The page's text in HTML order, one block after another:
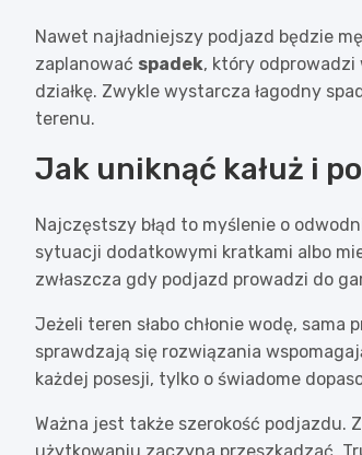
Nawet najładniejszy podjazd będzie
zaplanować spadek, który odprowadzi
działkę. Zwykle wystarcza łagodny
terenu.
Jak uniknąć kałuż i
Najczęstszy błąd to myślenie o
sytuacji dodatkowymi kratkami albo
zwłaszcza gdy podjazd prowadzi do
Jeżeli teren słabo chłonie wodę,
sprawdzają się rozwiązania
każdej posesji, tylko o świadome
Ważna jest także szerokość podjazdu.